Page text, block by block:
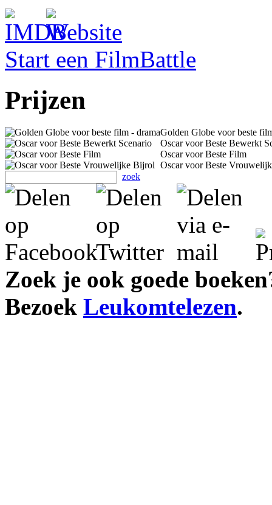
Start een FilmBattle
Prijzen
Golden Globe voor beste
Oscar voor Beste Bewerkt
Oscar voor Beste Film
Oscar voor Beste
zoek
Zoek je ook goede
Bezoek Leukomtelezen.